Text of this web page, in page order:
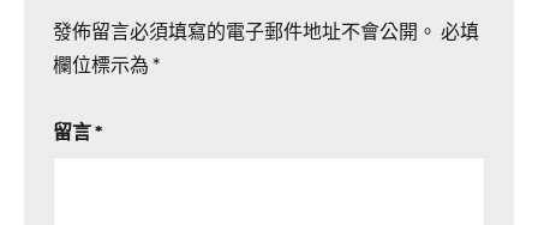
發佈留言必須填寫的電子郵件地址不會公開。 必填
欄位標示為 *
留言*